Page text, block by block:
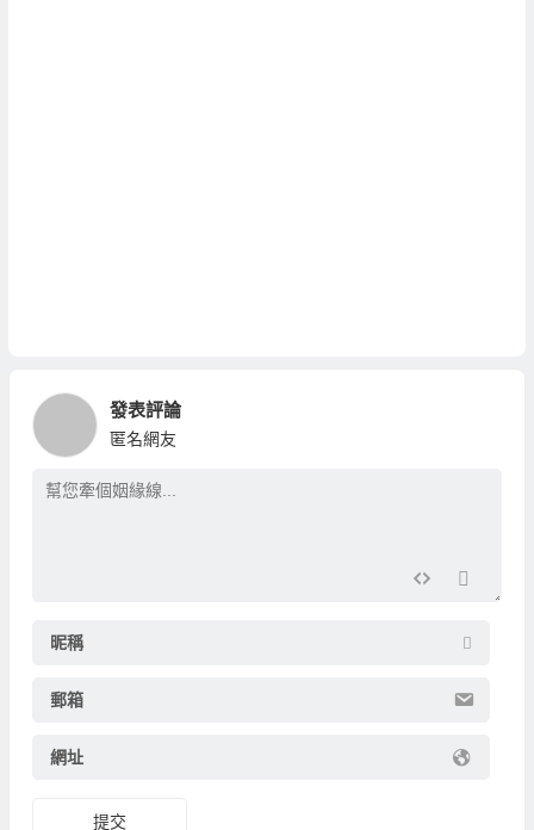
發表評論
匿名網友
昵稱
郵箱
網址
提交